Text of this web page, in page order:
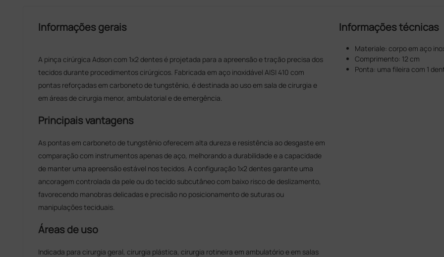
Informações gerais
A pinça cirúrgica Adson com 1x2 dentes é projetada para a apreensão e tração precisa dos
tecidos durante procedimentos cirúrgicos. Fabricada em aço inoxidável AISI 410 com
pontas reforçadas em carboneto de tungstênio, é destinada ao uso em sala de cirurgia e
em áreas de cirurgia menor, ambulatorial e de emergência.
Principais vantagens
As pontas em carboneto de tungstênio oferecem alta dureza e resistência ao desgaste em
comparação com instrumentos apenas de aço, melhorando a durabilidade e a capacidade
de manter uma apreensão estável nos tecidos. A configuração 1x2 dentes garante uma
ancoragem controlada da pele ou do tecido subcutâneo com baixo risco de deslizamento,
favorecendo manobras delicadas e precisão no posicionamento de suturas ou
manipulações teciduais.
Áreas de uso
Indicada para cirurgia geral, cirurgia plástica, cirurgia rotineira em ambulatório e em salas
Informações técnicas
Materiale: corpo em aço
Comprimento: 12 cm
Ponta: uma fileira com 1